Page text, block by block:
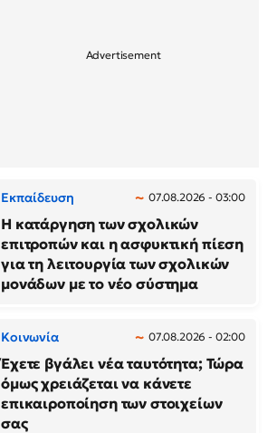
Εκπαίδευση 07.08.2026 - 03:00
Η κατάργηση των σχολικών
επιτροπών και η ασφυκτική πίεση
για τη λειτουργία των σχολικών
μονάδων με το νέο σύστημα
Κοινωνία 07.08.2026 - 02:00
Έχετε βγάλει νέα ταυτότητα; Τώρα
όμως χρειάζεται να κάνετε
επικαιροποίηση των στοιχείων
σας